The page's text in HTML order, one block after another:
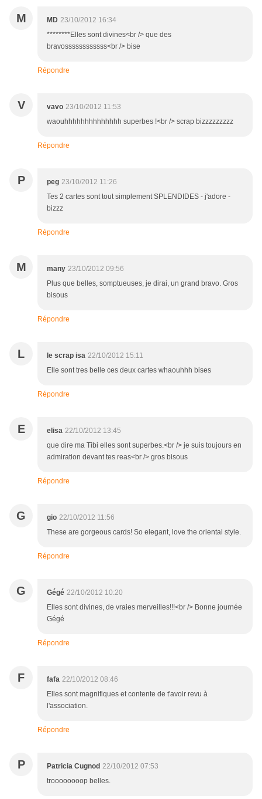
M MD 23/10/2012 16:34
********Elles sont divines<br /> que des
bravossssssssssss<br /> bise
Répondre
V vavo 23/10/2012 11:53
waouhhhhhhhhhhhhhh superbes !<br /> scrap bizzzzzzzzz
Répondre
P peg 23/10/2012 11:26
Tes 2 cartes sont tout simplement SPLENDIDES - j'adore -
bizzz
Répondre
M many 23/10/2012 09:56
Plus que belles, somptueuses, je dirai, un grand bravo. Gros
bisous
Répondre
L le scrap isa 22/10/2012 15:11
Elle sont tres belle ces deux cartes whaouhhh bises
Répondre
E elisa 22/10/2012 13:45
que dire ma Tibi elles sont superbes.<br /> je suis toujours en
admiration devant tes reas<br /> gros bisous
Répondre
G gio 22/10/2012 11:56
These are gorgeous cards! So elegant, love the oriental style.
Répondre
G Gégé 22/10/2012 10:20
Elles sont divines, de vraies merveilles!!!<br /> Bonne journée
Gégé
Répondre
F fafa 22/10/2012 08:46
Elles sont magnifiques et contente de t'avoir revu à
l'association.
Répondre
P Patricia Cugnod 22/10/2012 07:53
troooooooop belles.